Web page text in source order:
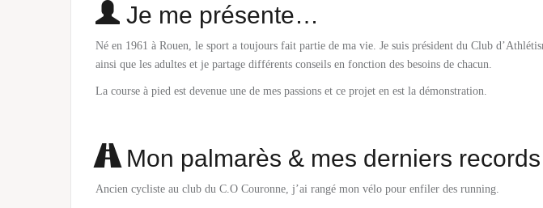
Je me présente…
Né en 1961 à Rouen, le sport a toujours fait partie de ma vie. Je suis président du Club
ainsi que les adultes et je partage différents conseils en fonction des besoins de chacun.
La course à pied est devenue une de mes passions et ce projet en est la démonstration.
Mon palmarès & mes derniers records
Ancien cycliste au club du C.O Couronne, j’ai rangé mon vélo pour enfiler des running.